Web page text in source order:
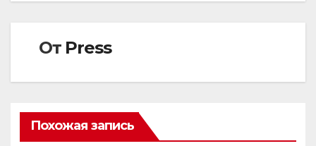
От Press
Похожая запись